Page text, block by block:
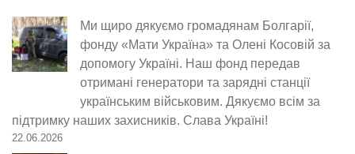
Ми щиро дякуємо громадянам Болгарії,
фонду «Мати Україна» та Олені Косовій за
допомогу Україні. Наш фонд передав
отримані генератори та зарядні станції
українським військовим. Дякуємо всім за
підтримку наших захисників. Слава Україні!
22.06.2026